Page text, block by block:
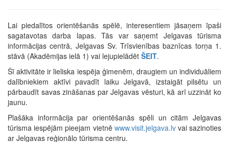
Lai piedalītos orientēšanās spēlē, interesentiem jāsaņem īpaši
sagatavotas darba lapas. Tās var saņemt Jelgavas tūrisma
informācijas centrā, Jelgavas Sv. Trīsvienības baznīcas torņa 1.
stāvā (Akadēmijas ielā 1) vai lejupielādēt ŠEIT.
Šī aktivitāte ir lieliska iespēja ģimenēm, draugiem un individuāliem
dalībniekiem aktīvi pavadīt laiku Jelgavā, izstaigāt pilsētu un
pārbaudīt savas zināšanas par Jelgavas vēsturi, kā arī uzzināt ko
jaunu.
Plašāka informācija par orientēšanās spēli un citām Jelgavas
tūrisma iespējām pieejam vietnē www.visit.jelgava.lvvai sazinoties
ar Jelgavas reģionālo tūrisma centru.